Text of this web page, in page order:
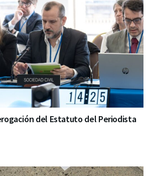
del Estatuto del Periodista